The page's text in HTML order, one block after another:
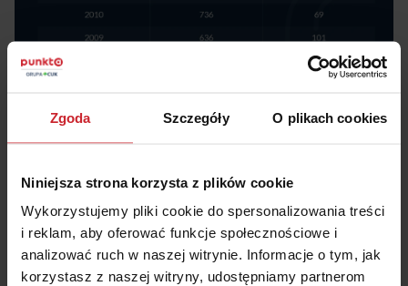
Zgoda Szczegóły O plikach cookies
Niniejsza strona korzysta z plików cookie
Wykorzystujemy pliki cookie do spersonalizowania treści
i reklam, aby oferować funkcje społecznościowe i
analizować ruch w naszej witrynie. Informacje o tym, jak
korzystasz z naszej witryny, udostępniamy partnerom
Z danych wynika, że kierowcy pojazdów
uprzywilejowanych są sprawcami prawie 30% wypadków.